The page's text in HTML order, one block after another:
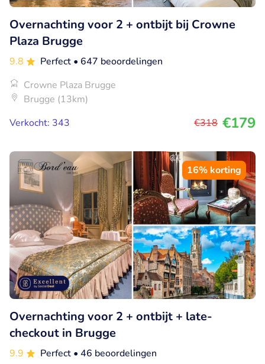
Overnachting voor 2 + ontbijt bij Crowne
Plaza Brugge
9.8 Perfect • 647 beoordelingen
Crowne Plaza Brugge
Brugge (13km)
Verkocht: 343
€318 €179
16% korting
Overnachting voor 2 + ontbijt + late-
checkout in Brugge
9.9 Perfect • 46 beoordelingen